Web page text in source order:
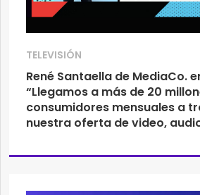
TELEVISIÓN
René Santaella de MediaCo.
“Llegamos a más de 20
consumidores mensuales a
nuestra oferta de video,